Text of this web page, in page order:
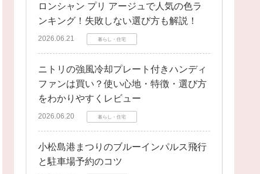
ロンシャン プリ アージュで人気の色ラ
ンキング！失敗しない選び方も解説！
2026.06.21 暮らし・住宅
ニトリの強風冷却プレート付きハンディ
ファンは買い？使い心地・特徴・選び方
をわかりやすくレビュー
2026.06.20 暮らし・住宅
小松島港まつりのブルーインパルス飛行
と駐車場予約のコツ